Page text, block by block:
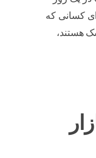
کسانی که
هستند،